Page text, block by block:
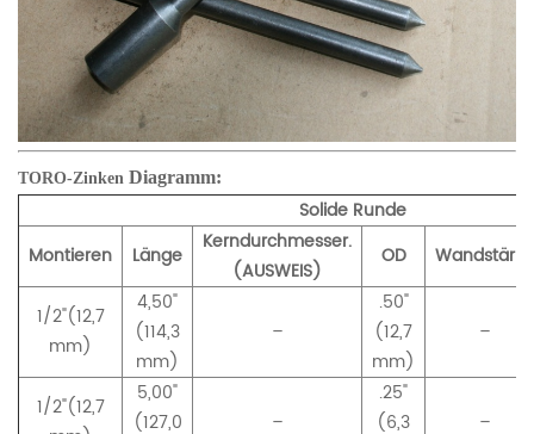
TORO-Zinken Diagramm:
Solide Runde
Montieren
Länge
Kerndurchmesser.
(AUSWEIS)
OD Wandstärke
1/2"(12,7
mm)
4,50"
(114,3
mm)
–
.50"
(12,7
mm)
–
1/2"(12,7
5,00"
(127,0
–
.25"
(6,3
–